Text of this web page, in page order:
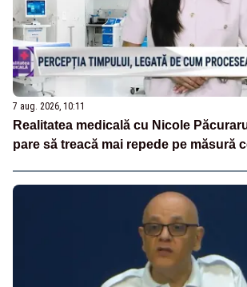
7 aug. 2026, 10:11
Realitatea medicală cu Nicole
pare să treacă mai repede pe măsură